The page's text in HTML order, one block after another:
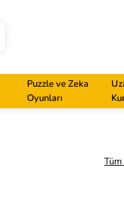
Puzzle ve Zeka
Oyunları